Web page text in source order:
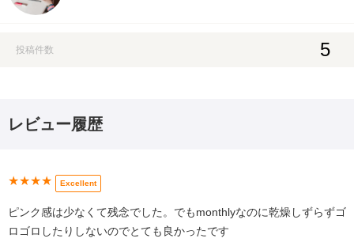
投稿件数 5
レビュー履歴
★★★★ Excellent
ピンク感は少なくて残念でした。でもmonthlyなのに乾燥しずらずゴ
ロゴロしたりしないのでとても良かったです